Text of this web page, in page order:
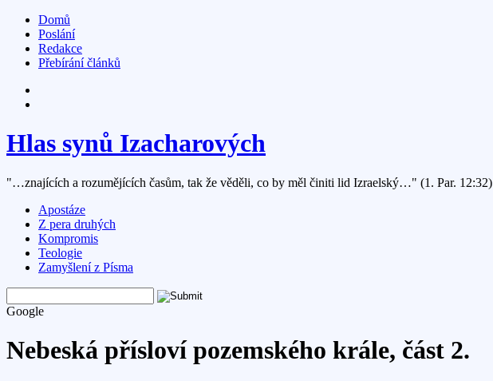
Domů
Poslání
Redakce
Přebírání článků
Hlas synů Izacharových
"…znajících a rozumějících časům, tak že věděli, co by měl činiti lid Izraelský…" (1. Par. 12:32)
Apostáze
Z pera druhých
Kompromis
Teologie
Zamyšlení z Písma
Google
Nebeská přísloví pozemského krále, část 2.